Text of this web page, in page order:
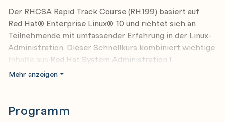
Der RHCSA Rapid Track Course (RH199) basiert auf
Red Hat® Enterprise Linux® 10 und richtet sich an
Teilnehmende mit umfassender Erfahrung in der Linux-
Administration. Dieser Schnellkurs kombiniert wichtige
Inhalte aus Red Hat System Administration I
(RH124)undRed Hat System Administration II
ermöglichen.
Mehr anzeigen
Programm